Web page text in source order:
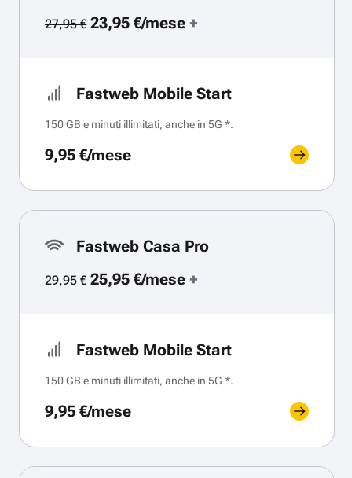
27,95 €23,95 €/mese+
Fastweb Mobile Start
150 GB e minuti illimitati, anche in 5G *.
9,95 €/mese
Fastweb Casa Pro
29,95 €25,95 €/mese+
Fastweb Mobile Start
150 GB e minuti illimitati, anche in 5G *.
9,95 €/mese